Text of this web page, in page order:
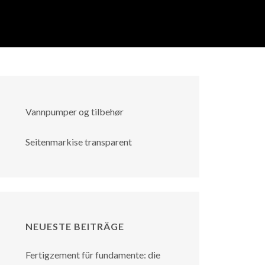
Vannpumper og tilbehør
Seitenmarkise transparent
NEUESTE BEITRÄGE
Fertigzement für fundamente: die